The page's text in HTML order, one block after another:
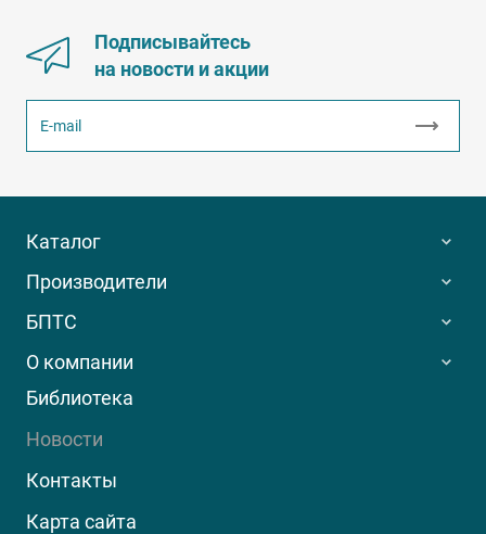
Подписывайтесь
на новости и акции
Каталог
Производители
БПТС
О компании
Библиотека
Новости
Контакты
Карта сайта